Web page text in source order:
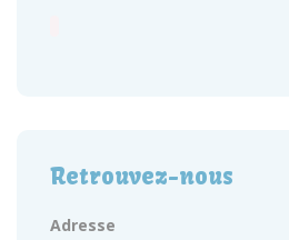
Retrouvez-nous
Adresse